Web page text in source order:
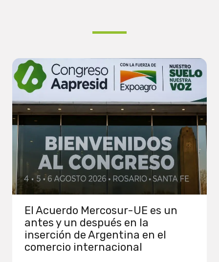
El Acuerdo Mercosur-UE es un
antes y un después en la
inserción de Argentina en el
comercio internacional